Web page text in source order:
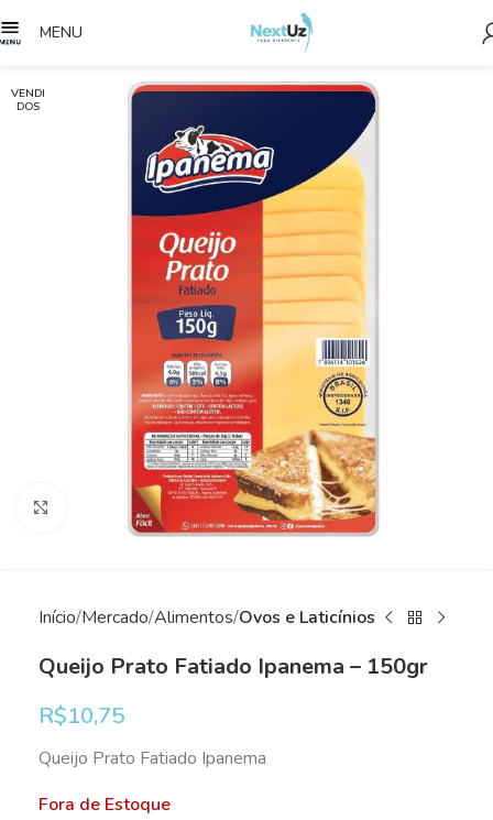
MENU
VENDI
DOS
Clique para ampliar
Início Mercado Alimentos Ovos e Laticínios
Queijo Prato Fatiado Ipanema – 150gr
R$10,75
Queijo Prato Fatiado Ipanema
Fora de Estoque